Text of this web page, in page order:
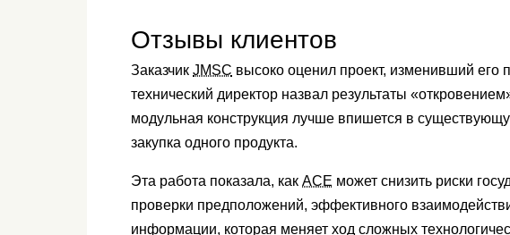
Отзывы клиентов
Заказчик JMSC высоко оценил проект, изменивший его
технический директор назвал результаты
модульная конструкция лучше впишется в
закупка одного продукта.
Эта работа показала, как ACE может снизить риски
проверки предположений, эффективного
информации, которая меняет ход сложных